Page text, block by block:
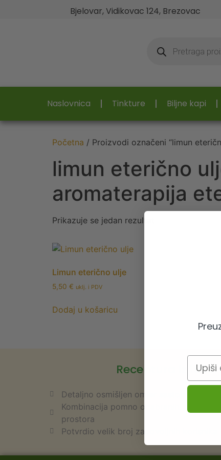
Bjelovar, Vidikovac 124, Brezovac
Naslovnica Tinkture Biljne kapi
Početna / Proizvodi označeni “limun
limun eterično
aromaterapija
Prikazuje se jedan rezultat
Limun eterično ulje
5,50 € uklj. i PDV
Dodaj u košaricu
Receptura iz 1982.
Detaljno osmišljen omjer sastojaka
Kombinacija pomno odabranih,
prostora
Potvrdio velik broj zadovoljnih korisnika
Email